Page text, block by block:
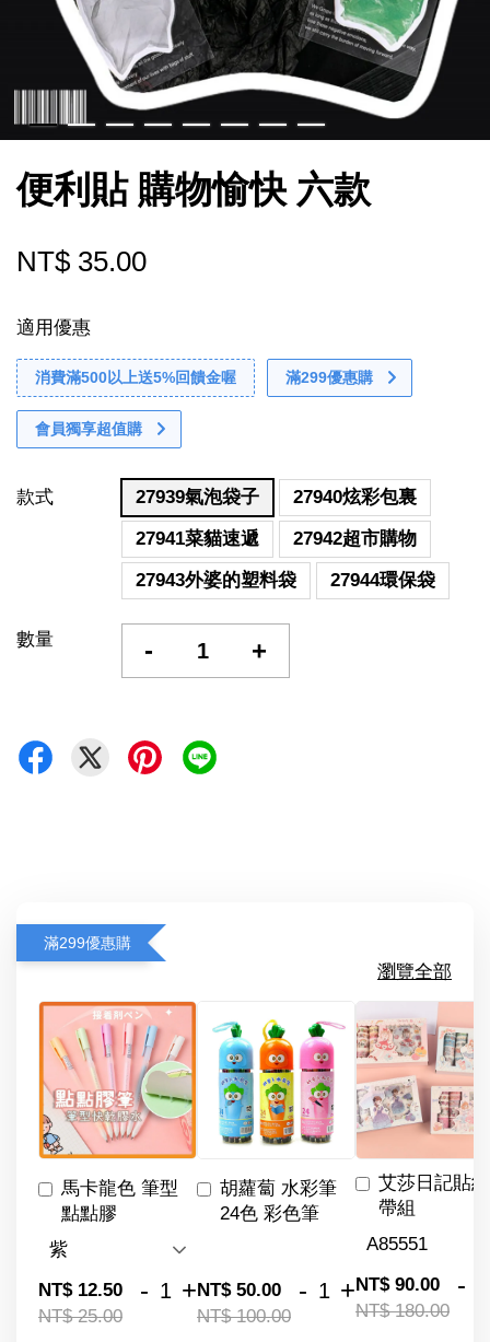
便利貼 購物愉快 六款
NT$ 35.00
適用優惠
消費滿500以上送5%回饋金喔 滿299優惠購
會員獨享超值購
款式 27939氣泡袋子
27940炫彩包裏
27941菜貓速遞
27942超市購物
27943外婆的塑料袋
27944環保袋
數量 - +
滿299優惠購
瀏覽全部
馬卡龍色 筆型
點點膠
NT$ 12.50
NT$ 25.00
- +
胡蘿蔔 水彩筆
24色 彩色筆
NT$ 50.00
NT$ 100.00
- +
艾莎日記貼
帶組
NT$ 90.00
NT$ 180.00
-